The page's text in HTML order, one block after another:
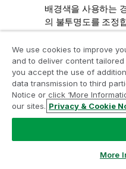
배경색을 사용하는
의 불투명도를 조정
할 수 있습니다.
차트 탭에서 다음 요
다.
헤더
차원 값
측정값 레이블
We use cookies to improve
and to deliver content tailored
you accept the use of
data transmission to third
Notice or click ‘More
our sites. Privacy & Cookie
More